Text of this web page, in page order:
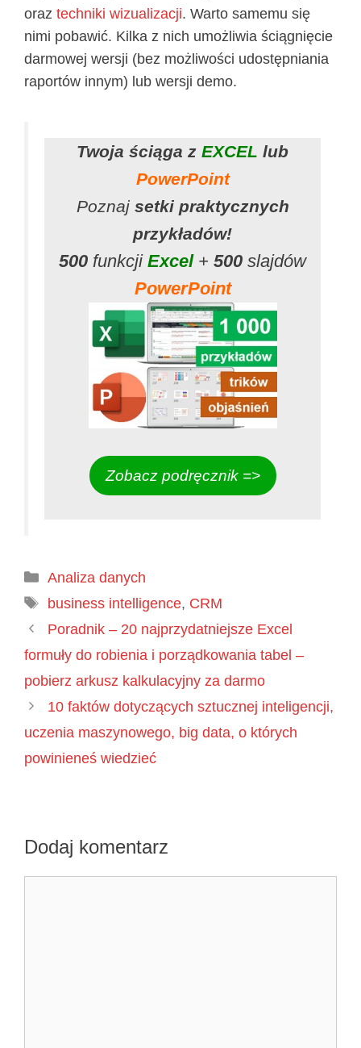
oraz techniki wizualizacji. Warto samemu się
nimi pobawić. Kilka z nich umożliwia ściągnięcie
darmowej wersji (bez możliwości udostępniania
raportów innym) lub wersji demo.
Twoja ściąga z EXCEL lub
PowerPoint
Poznaj setki praktycznych
przykładów!
500 funkcji Excel + 500 slajdów
PowerPoint
Zobacz podręcznik =>
Kategorie
Analiza danych
Tagi
business intelligence, CRM
Poradnik – 20 najprzydatniejsze Excel
formuły do robienia i porządkowania tabel –
pobierz arkusz kalkulacyjny za darmo
10 faktów dotyczących sztucznej inteligencji,
uczenia maszynowego, big data, o których
powinieneś wiedzieć
Dodaj komentarz